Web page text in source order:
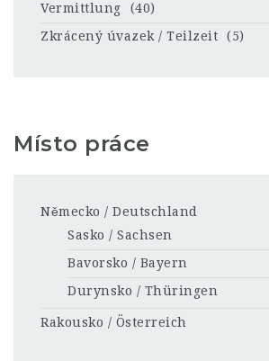
Vermittlung
(40)
Zkrácený úvazek / Teilzeit
(5)
Místo práce
Německo / Deutschland
Sasko / Sachsen
Bavorsko / Bayern
Durynsko / Thüringen
Rakousko / Österreich